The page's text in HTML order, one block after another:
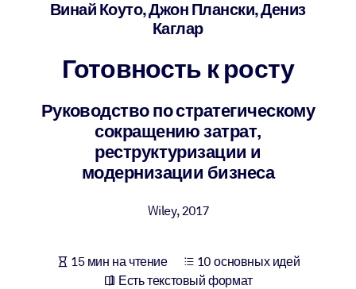
Для LMS/LXP
лучших результатов обучения.
Для корпоративных библиотек
Обогатите корпоративную библиотеку надежными и готовыми к
результатов ваших ИИ-систем.
Винай Коуто, Джон Плански, Дениз
Каглар
Готовность к росту
Руководство по стратегическому
сокращению затрат,
реструктуризации и
модернизации бизнеса
Wiley,2017
15 мин на чтение
10 основных идей
Есть текстовый формат